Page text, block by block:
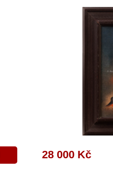
28 000 Kč